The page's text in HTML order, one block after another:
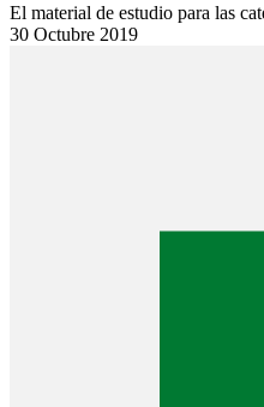
El material de estudio para las
30 Octubre 2019